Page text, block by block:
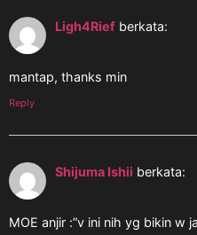
Ligh4Rief berkata:
mantap, thanks min
Reply
Shijuma Ishii berkata:
MOE anjir :”v ini nih yg bikin w